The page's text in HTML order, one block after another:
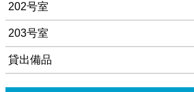
202号室
203号室
貸出備品